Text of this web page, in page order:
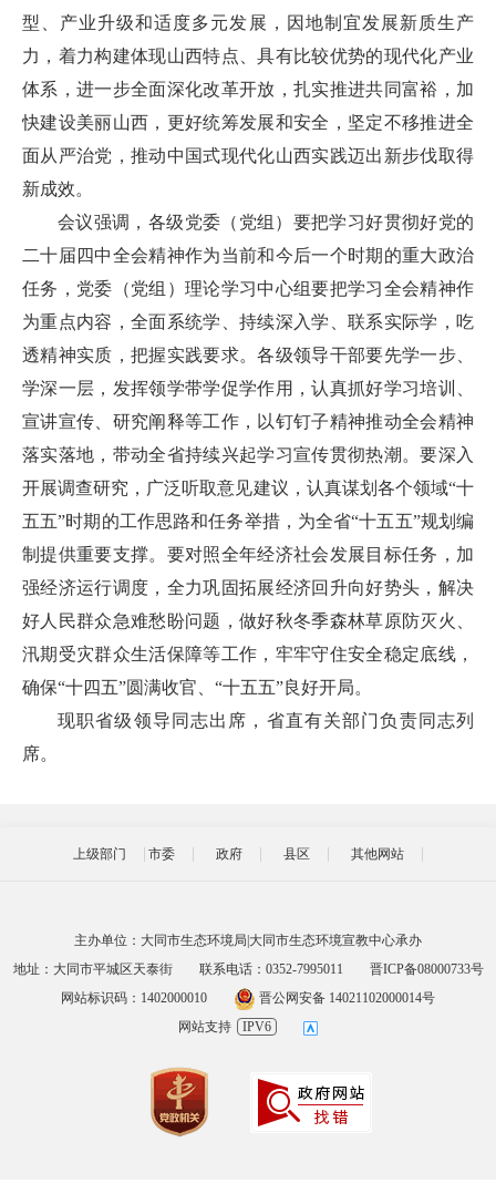
型、产业升级和适度多元发展，因地制宜发展新质生产
力，着力构建体现山西特点、具有比较优势的现代化产业
体系，进一步全面深化改革开放，扎实推进共同富裕，加
快建设美丽山西，更好统筹发展和安全，坚定不移推进全
面从严治党，推动中国式现代化山西实践迈出新步伐取得
新成效。
会议强调，各级党委（党组）要把学习好贯彻好党的
二十届四中全会精神作为当前和今后一个时期的重大政治
任务，党委（党组）理论学习中心组要把学习全会精神作
为重点内容，全面系统学、持续深入学、联系实际学，吃
透精神实质，把握实践要求。各级领导干部要先学一步、
学深一层，发挥领学带学促学作用，认真抓好学习培训、
宣讲宣传、研究阐释等工作，以钉钉子精神推动全会精神
落实落地，带动全省持续兴起学习宣传贯彻热潮。要深入
开展调查研究，广泛听取意见建议，认真谋划各个领域“十
五五”时期的工作思路和任务举措，为全省“十五五”规划编
制提供重要支撑。要对照全年经济社会发展目标任务，加
强经济运行调度，全力巩固拓展经济回升向好势头，解决
好人民群众急难愁盼问题，做好秋冬季森林草原防灭火、
汛期受灾群众生活保障等工作，牢牢守住安全稳定底线，
确保“十四五”圆满收官、“十五五”良好开局。
现职省级领导同志出席，省直有关部门负责同志列
席。
上级部门 市委 政府 县区 其他网站
主办单位：大同市生态环境局|大同市生态环境宣教中心承办
地址：大同市平城区天泰街
联系电话：0352-7995011
晋ICP备08000733号
网站标识码：1402000010
晋公网安备 14021102000014号
网站支持
IPV6